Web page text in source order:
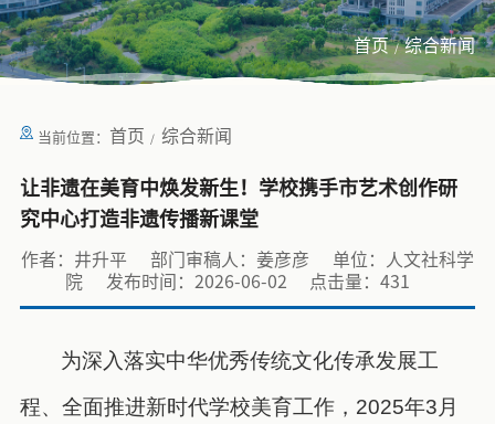
首页 综合新闻
当前位置： 首页 综合新闻
让非遗在美育中焕发新生！学校携手市艺术创作研
究中心打造非遗传播新课堂
作者：井升平 部门审稿人：姜彦彦
单位：人文社科学
院
发布时间：2026-06-02 点击量：431
为深入落实中华优秀传统文化传承发展工
程、全面推进新时代学校美育工作，2025年3月